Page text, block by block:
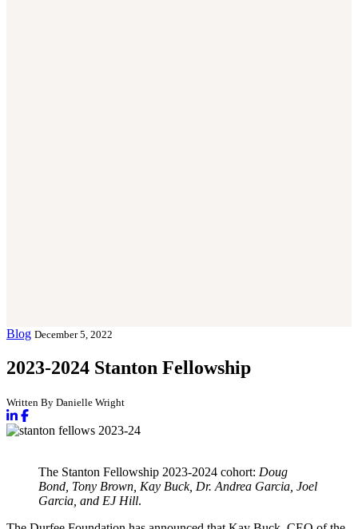
Blog December 5, 2022
2023-2024 Stanton Fellowship
Written By Danielle Wright
The Stanton Fellowship 2023-2024 cohort: Doug
Bond, Tony Brown, Kay Buck, Dr. Andrea Garcia, Joel
Garcia, and EJ Hill.